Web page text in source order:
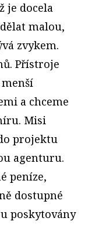
je docela
malou,
zvykem.
Přístroje
a chceme
Misi
projektu
agenturu.
peníze,
dostupné
poskytovány